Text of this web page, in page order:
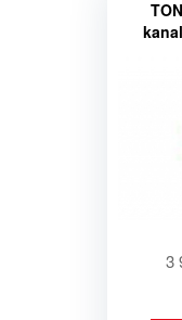
3